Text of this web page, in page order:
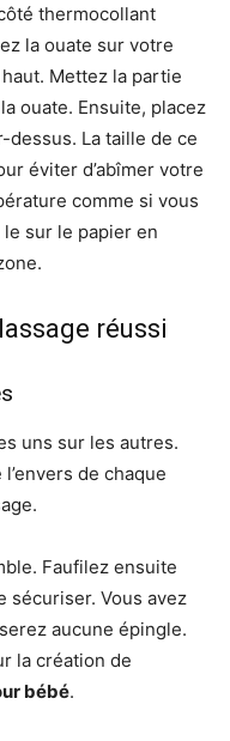
thermocollant
la ouate sur votre
Mettez la partie
ouate. Ensuite, placez
La taille de ce
éviter d’abîmer votre
comme si vous
sur le papier en
réussi
uns sur les autres.
de chaque
Faufilez ensuite
sécuriser. Vous avez
aucune épingle.
la création de
bébé.